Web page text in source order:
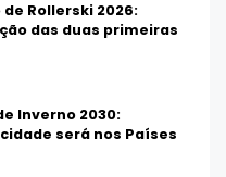
Rollerski 2026:
das duas primeiras
Inverno 2030:
será nos Países